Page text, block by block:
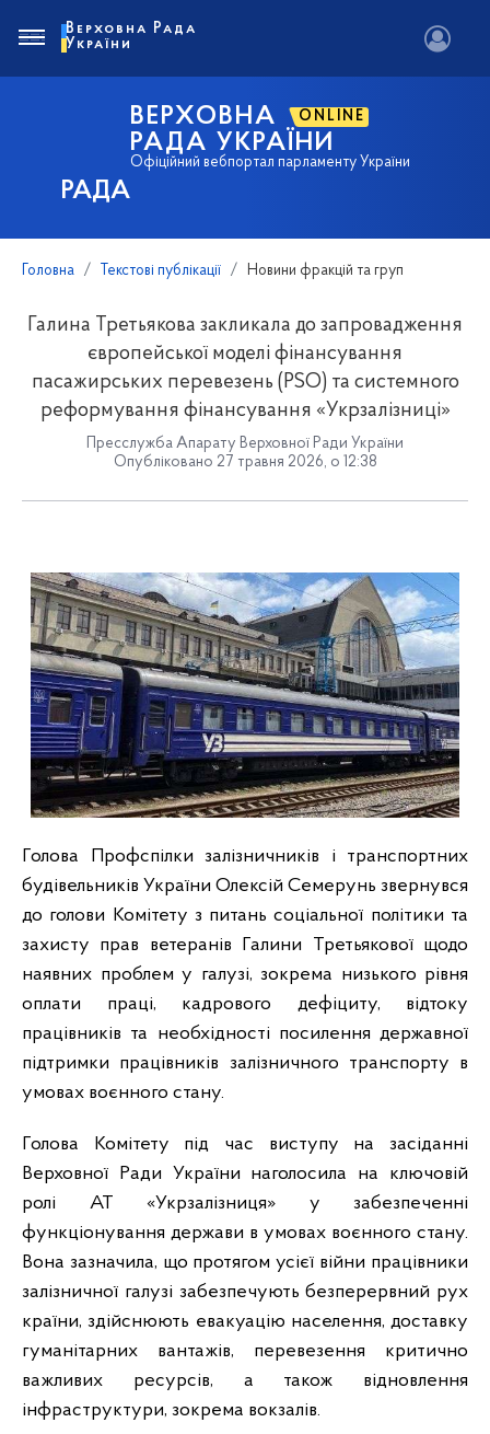
РАДА
ВЕРХОВНА ONLINE
РАДА УКРАЇНИ
Офіційний вебпортал парламенту України
Верховна Рада
України
Головна Текстові публікації Новини фракцій та груп
Галина Третьякова закликала до запровадження
європейської моделі фінансування
пасажирських перевезень (PSO) та системного
реформування фінансування «Укрзалізниці»
Пресслужба Апарату Верховної Ради України
Опубліковано 27 травня 2026, о 12:38
Голова Профспілки залізничників і транспортних
будівельників України Олексій Семерунь звернувся
до голови Комітету з питань соціальної політики та
захисту прав ветеранів Галини Третьякової щодо
наявних проблем у галузі, зокрема низького рівня
оплати праці, кадрового дефіциту, відтоку
працівників та необхідності посилення державної
підтримки працівників залізничного транспорту в
умовах воєнного стану.
Голова Комітету під час виступу на засіданні
Верховної Ради України наголосила на ключовій
ролі АТ «Укрзалізниця» у забезпеченні
функціонування держави в умовах воєнного стану.
Вона зазначила, що протягом усієї війни працівники
залізничної галузі забезпечують безперервний рух
країни, здійснюють евакуацію населення, доставку
гуманітарних вантажів, перевезення критично
важливих ресурсів, а також відновлення
інфраструктури, зокрема вокзалів.